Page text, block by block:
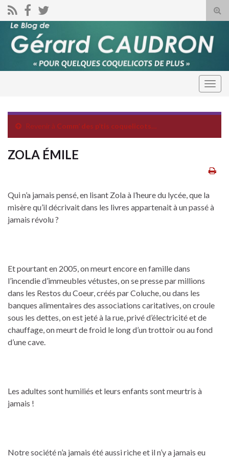
Revenir à Comm’ des p’tis coquelicots…
ZOLA ÉMILE
Qui n’a jamais pensé, en lisant Zola à l’heure du lycée, que la
misère qu’il décrivait dans les livres appartenait à un passé à
jamais révolu ?
Et pourtant en 2005, on meurt encore en famille dans
l’incendie d’immeubles vétustes, on se presse par millions
dans les Restos du Coeur, créés par Coluche, ou dans les
banques alimentaires des associations caritatives, on croule
sous les dettes, on est jeté à la rue, privé d’électricité et de
chauffage, on meurt de froid le long d’un trottoir ou au fond
d’une cave.
Les adultes sont humiliés et leurs enfants sont meurtris à
jamais !
Notre société n’a jamais été aussi riche et il n’y a jamais eu